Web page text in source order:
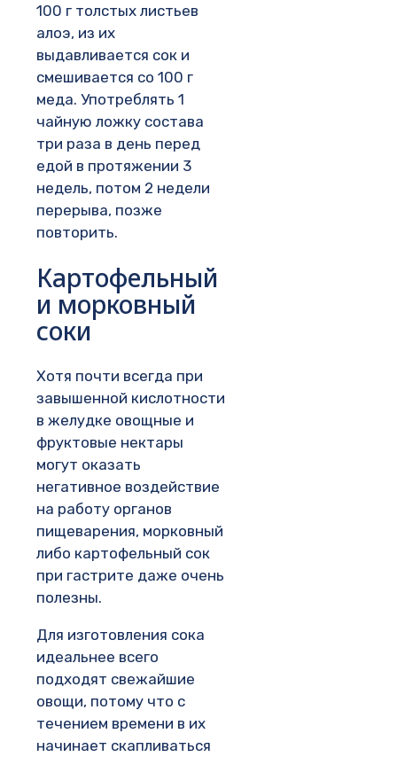
100 г толстых листьев
алоэ, из их
выдавливается сок и
смешивается со 100 г
меда. Употреблять 1
чайную ложку состава
три раза в день перед
едой в протяжении 3
недель, потом 2 недели
перерыва, позже
повторить.
Картофельный
и морковный
соки
Хотя почти всегда при
завышенной кислотности
в желудке овощные и
фруктовые нектары
могут оказать
негативное воздействие
на работу органов
пищеварения, морковный
либо картофельный сок
при гастрите даже очень
полезны.
Для изготовления сока
идеальнее всего
подходят свежайшие
овощи, потому что с
течением времени в их
начинает скапливаться